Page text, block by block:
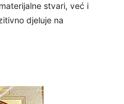
stvari, već i
djeluje na